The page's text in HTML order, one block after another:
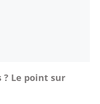
? Le point sur